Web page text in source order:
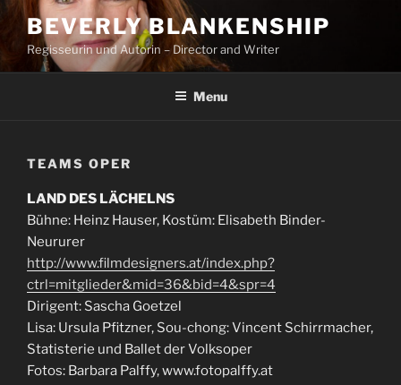
Skip
content
BEVERLY BLANKENSHIP
Regisseurin und Autorin – Director and Writer
Menu
TEAMS OPER
LAND DES LÄCHELNS
Bühne: Heinz Hauser, Kostüm: Elisabeth Binder-
Neururer
http://www.filmdesigners.at/index.php?
ctrl=mitglieder&mid=36&bid=4&spr=4
Dirigent: Sascha Goetzel
Lisa: Ursula Pfitzner, Sou-chong: Vincent Schirrmacher,
Statisterie und Ballet der Volksoper
Fotos: Barbara Palffy, www.fotopalffy.at